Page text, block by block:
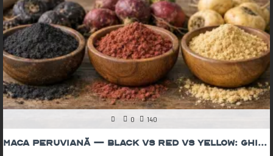
0 140
Maca Peruviană — Black vs Red vs Yellow: Ghid Complet 2026 | The Botanist